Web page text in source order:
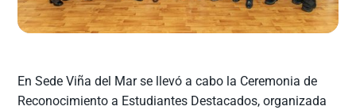
En Sede Viña del Mar se llevó a cabo la Ceremonia de
Reconocimiento a Estudiantes Destacados, organizada